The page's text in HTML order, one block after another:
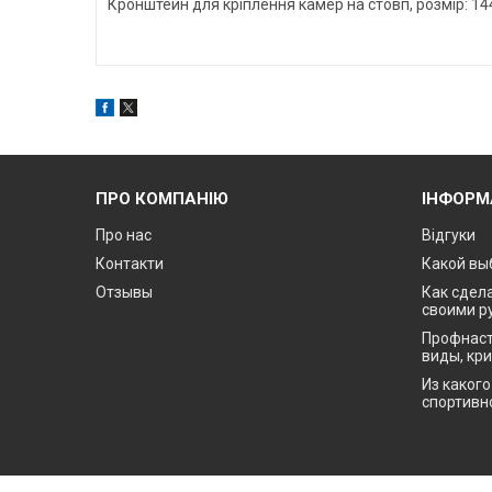
Кронштейн для кріплення камер на стовп, розмір:
ПРО КОМПАНІЮ
Про нас
Контакти
Отзывы
Відгуки
Какой
Как
своими
виды,
Из